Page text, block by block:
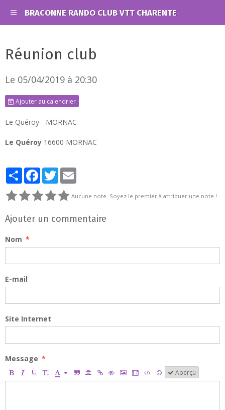
BRACONNE RANDO CLUB VTT CHARENTE
Réunion club
Le 05/04/2019 à 20:30
Ajouter au calendrier
Le Quéroy - MORNAC
Le Quéroy 16600 MORNAC
PartagerFacebook
Twitter
Aucune note. Soyez le premier à attribuer une note !
Ajouter un commentaire
Nom
E-mail
Site Internet
Message
Aperçu